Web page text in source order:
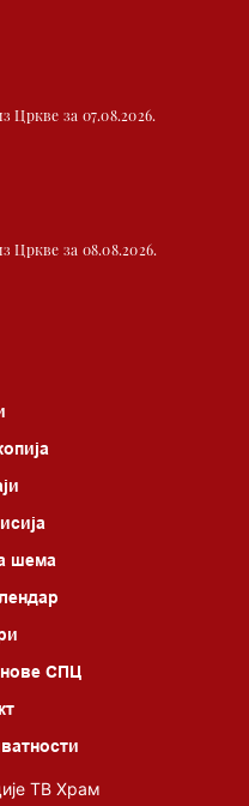
Цркве за 07.08.2026.
Цркве за 08.08.2026.
шема
СПЦ
ТВ Храм